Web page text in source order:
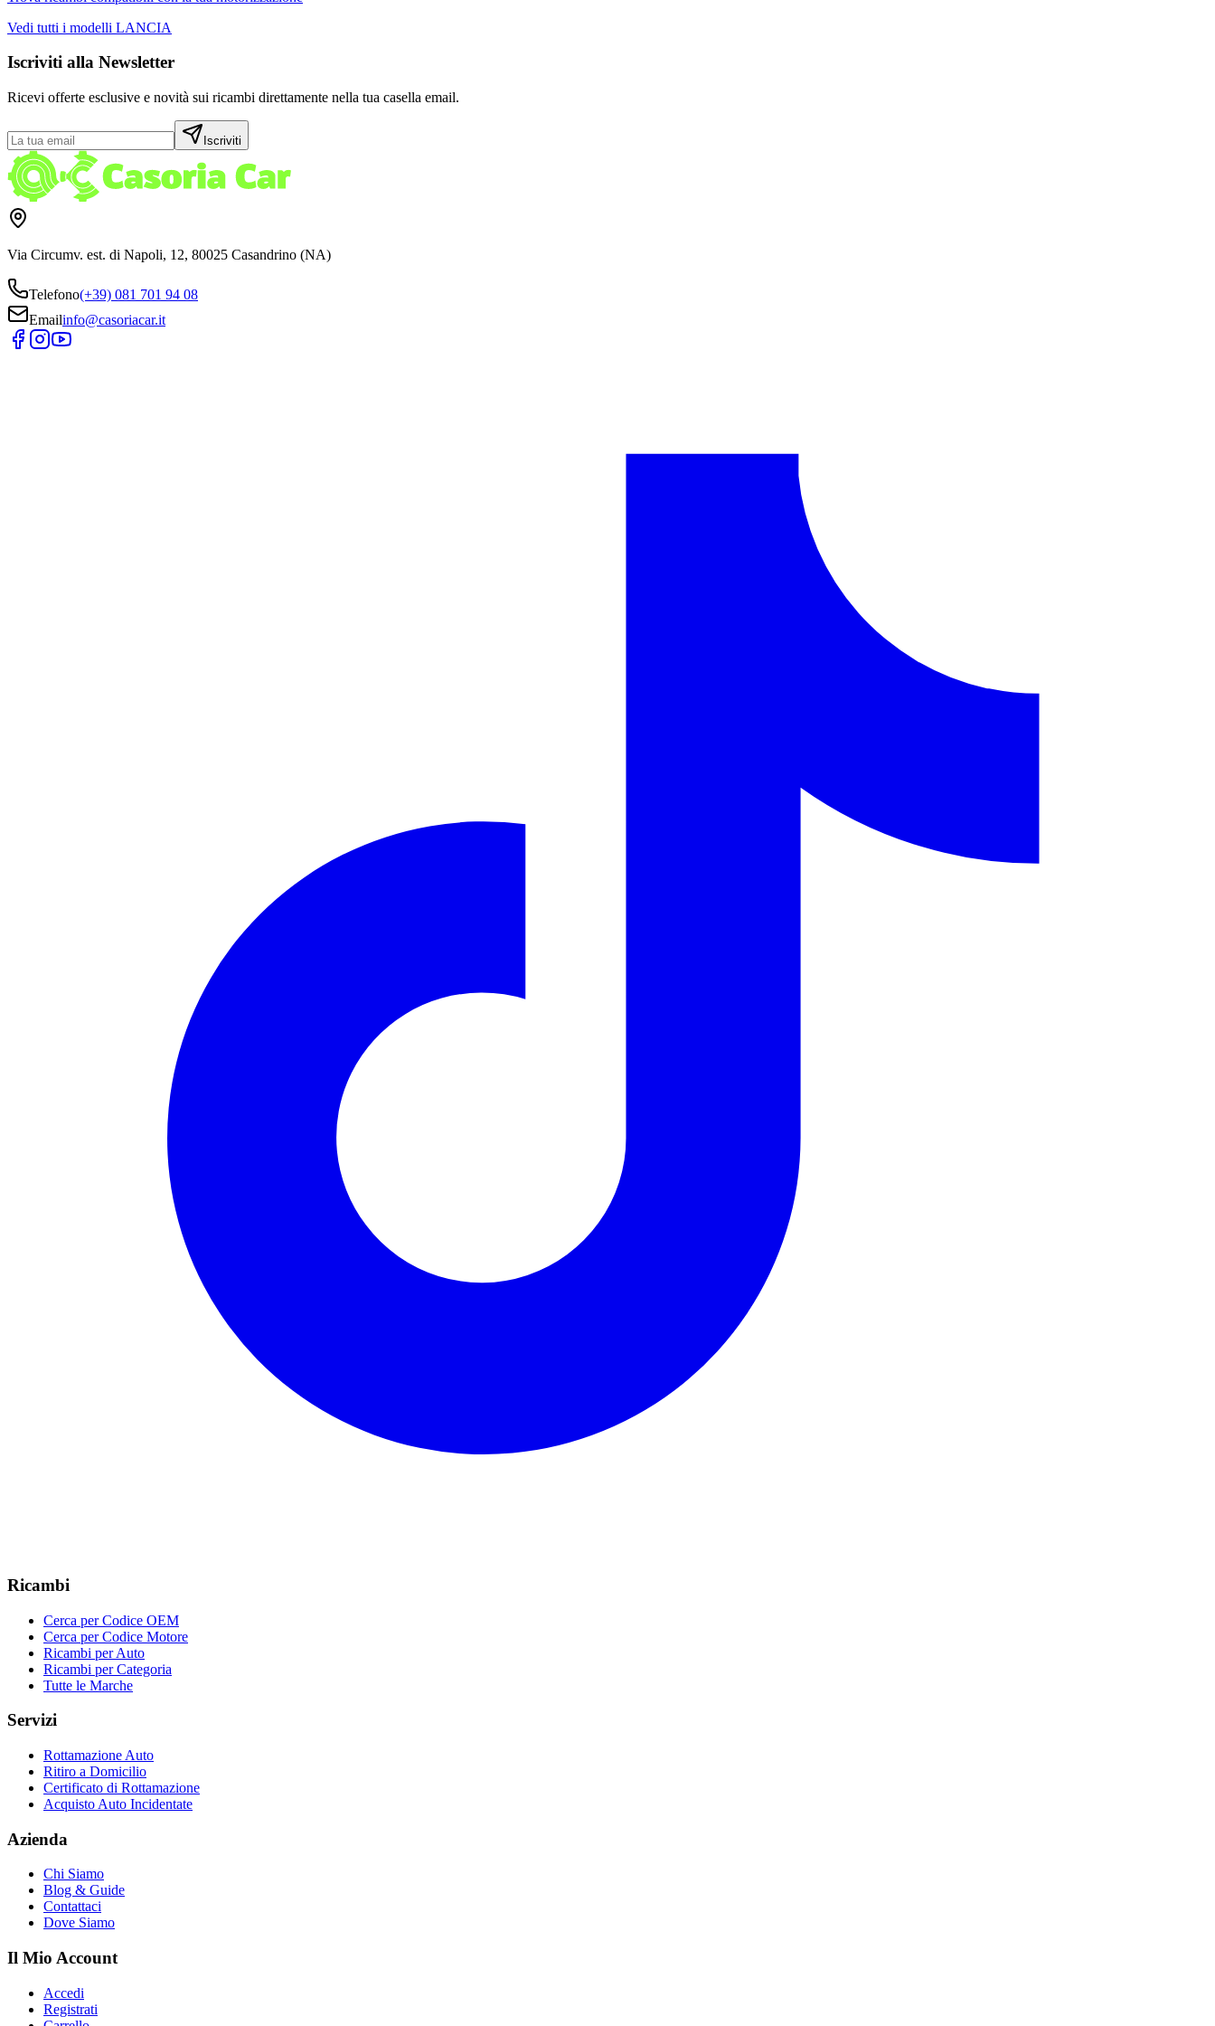
Vedi tutti i modelli LANCIA
Iscriviti alla Newsletter
Ricevi offerte esclusive e novità sui ricambi direttamente nella tua casella email.
Iscriviti
Via Circumv. est. di Napoli, 12, 80025 Casandrino (NA)
Telefono(+39) 081 701 94 08
Emailinfo@casoriacar.it
Ricambi
Cerca per Codice OEM
Cerca per Codice Motore
Ricambi per Auto
Ricambi per Categoria
Tutte le Marche
Servizi
Rottamazione Auto
Ritiro a Domicilio
Certificato di Rottamazione
Acquisto Auto Incidentate
Azienda
Chi Siamo
Blog & Guide
Contattaci
Dove Siamo
Il Mio Account
Accedi
Registrati